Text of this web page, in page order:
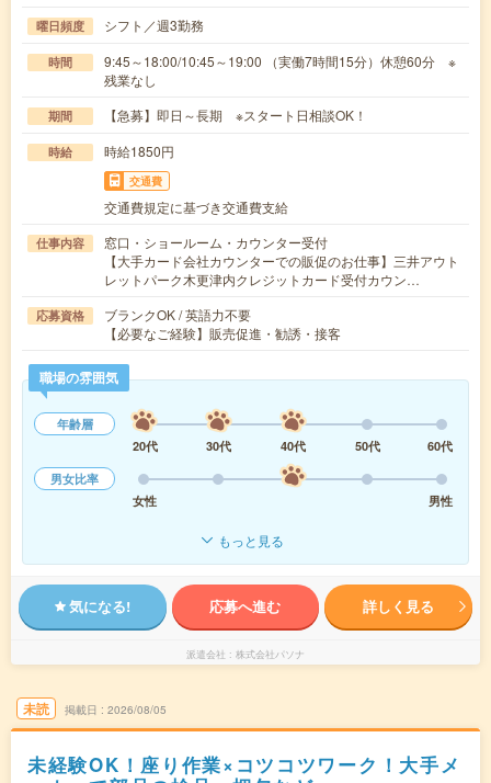
曜日頻度 シフト／週3勤務
時間
9:45～18:00/10:45～19:00 （実働7時間15分）休憩60分 ※
残業なし
期間 【急募】即日～長期 ※スタート日相談OK！
時給 時給1850円
交通費
交通費規定に基づき交通費支給
仕事内容
窓口・ショールーム・カウンター受付
【大手カード会社カウンターでの販促のお仕事】三井アウト
レットパーク木更津内クレジットカード受付カウン…
応募資格
ブランクOK / 英語力不要
【必要なご経験】販売促進・勧誘・接客
職場の雰囲気
年齢層
20代
30代 40代 50代
60代
男女比率
女性
男性
もっと見る
気になる! 応募へ進む 詳しく見る
派遣会社 株式会社パソナ
未読 掲載日 2026/08/05
未経験OK！座り作業×コツコツワーク！大手メ